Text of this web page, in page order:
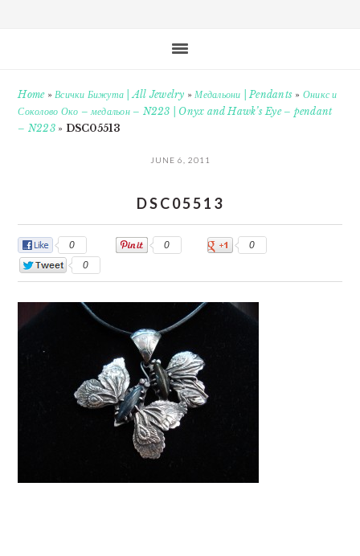
Home»Всички Бижута | All Jewelry »Медальони | Pendants » Оникс и
Соколово Око – медальон – N223 | Onyx and Hawk’s Eye – pendant
– N223» DSC05513
JUNE 6, 2011
DSC05513
0 0
0
0